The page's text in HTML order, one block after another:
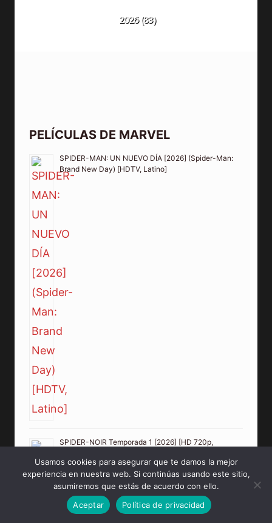
2026(83)
PELÍCULAS DE MARVEL
SPIDER-MAN: UN NUEVO DÍA [2026] (Spider-Man:
Brand New Day) [HDTV, Latino]
SPIDER-NOIR Temporada 1 [2026] [HD 720p,
Usamos cookies para asegurar que te damos la mejor
experiencia en nuestra web. Si continúas usando este sitio,
asumiremos que estás de acuerdo con ello.
Aceptar
Política de privacidad